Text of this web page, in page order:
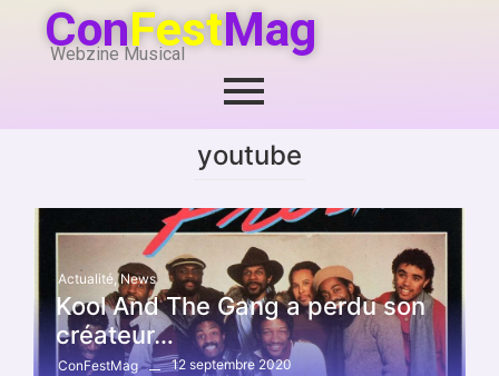
ConFestMag
Webzine Musical
youtube
Actualité, News
Kool And The Gang a perdu son
créateur…
ConFestMag 12 septembre 2020